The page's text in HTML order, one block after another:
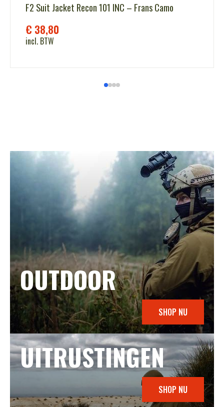
F2 Suit Jacket Recon 101 INC – Frans Camo
€ 38,80
incl. BTW
OUTDOOR
SHOP NU
UITRUSTINGEN
SHOP NU